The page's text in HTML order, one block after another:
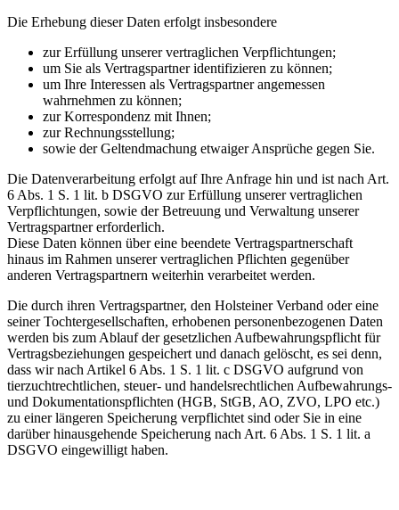
Die Erhebung dieser Daten erfolgt insbesondere
zur Erfüllung unserer vertraglichen Verpflichtungen;
um Sie als Vertragspartner identifizieren zu können;
um Ihre Interessen als Vertragspartner angemessen
wahrnehmen zu können;
zur Korrespondenz mit Ihnen;
zur Rechnungsstellung;
sowie der Geltendmachung etwaiger Ansprüche gegen Sie.
Die Datenverarbeitung erfolgt auf Ihre Anfrage hin und ist nach Art.
6 Abs. 1 S. 1 lit. b DSGVO zur Erfüllung unserer vertraglichen
Verpflichtungen, sowie der Betreuung und Verwaltung unserer
Vertragspartner erforderlich.
Diese Daten können über eine beendete Vertragspartnerschaft
hinaus im Rahmen unserer vertraglichen Pflichten gegenüber
anderen Vertragspartnern weiterhin verarbeitet werden.
Die durch ihren Vertragspartner, den Holsteiner Verband oder eine
seiner Tochtergesellschaften, erhobenen personenbezogenen Daten
werden bis zum Ablauf der gesetzlichen Aufbewahrungspflicht für
Vertragsbeziehungen gespeichert und danach gelöscht, es sei denn,
dass wir nach Artikel 6 Abs. 1 S. 1 lit. c DSGVO aufgrund von
tierzuchtrechtlichen, steuer- und handelsrechtlichen Aufbewahrungs-
und Dokumentationspflichten (HGB, StGB, AO, ZVO, LPO etc.)
zu einer längeren Speicherung verpflichtet sind oder Sie in eine
darüber hinausgehende Speicherung nach Art. 6 Abs. 1 S. 1 lit. a
DSGVO eingewilligt haben.